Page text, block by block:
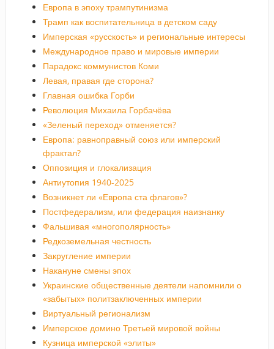
Европа в эпоху трампутинизма
Трамп как воспитательница в детском саду
Имперская «русскость» и региональные интересы
Международное право и мировые империи
Парадокс коммунистов Коми
Левая, правая где сторона?
Главная ошибка Горби
Революция Михаила Горбачёва
«Зеленый переход» отменяется?
Европа: равноправный союз или имперский
фрактал?
Оппозиция и глокализация
Антиутопия 1940-2025
Возникнет ли «Европа ста флагов»?
Постфедерализм, или федерация наизнанку
Фальшивая «многополярность»
Редкоземельная честность
Закругление империи
Накануне смены эпох
Украинские общественные деятели напомнили о
«забытых» политзаключенных империи
Виртуальный регионализм
Имперское домино Третьей мировой войны
Кузница имперской «элиты»